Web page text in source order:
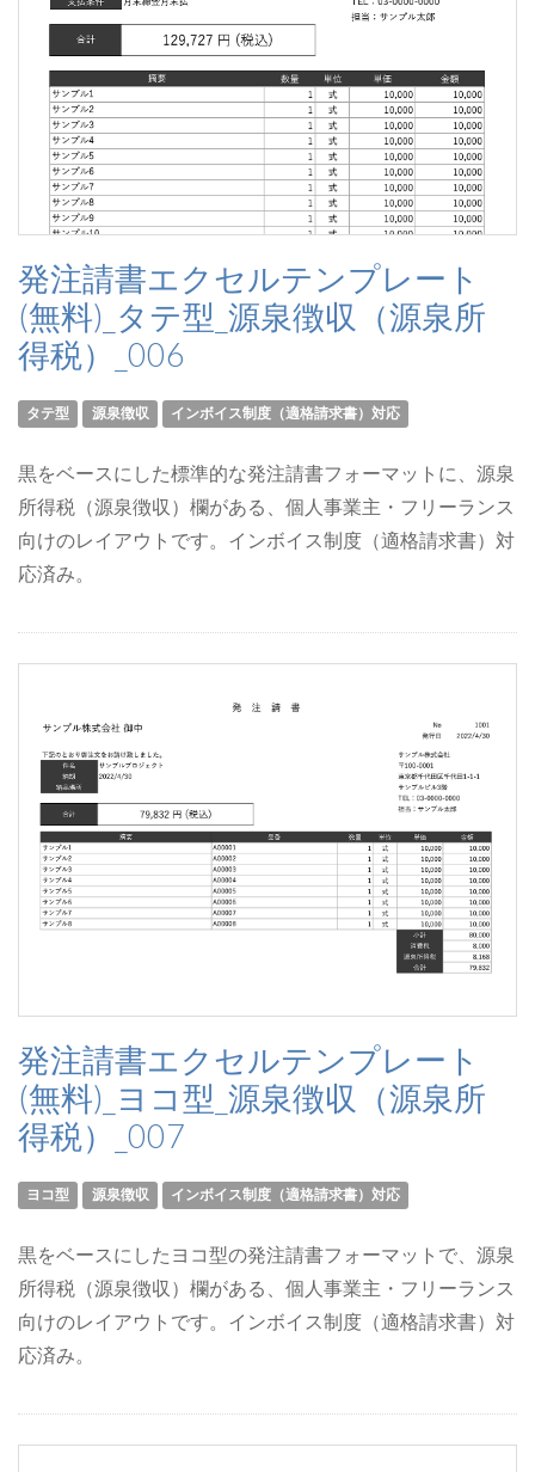
発注請書エクセルテンプレート
(無料)_タテ型_源泉徴収（源泉所
得税）_006
タテ型 源泉徴収 インボイス制度（適格請求書）対応
黒をベースにした標準的な発注請書フォーマットに、源泉
所得税（源泉徴収）欄がある、個人事業主・フリーランス
向けのレイアウトです。インボイス制度（適格請求書）対
応済み。
発注請書エクセルテンプレート
(無料)_ヨコ型_源泉徴収（源泉所
得税）_007
ヨコ型 源泉徴収 インボイス制度（適格請求書）対応
黒をベースにしたヨコ型の発注請書フォーマットで、源泉
所得税（源泉徴収）欄がある、個人事業主・フリーランス
向けのレイアウトです。インボイス制度（適格請求書）対
応済み。